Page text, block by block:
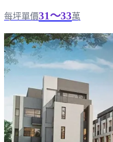
每坪單價31～33萬